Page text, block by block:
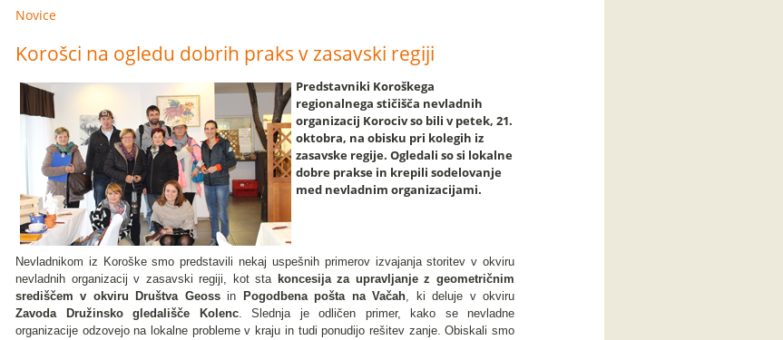
Novice
Korošci na ogledu dobrih praks v zasavski regiji
Predstavniki Koroškega
regionalnega stičišča nevladnih
organizacij Korociv so bili v petek, 21.
oktobra, na obisku pri kolegih iz
zasavske regije. Ogledali so si lokalne
dobre prakse in krepili sodelovanje
med nevladnim organizacijami.
Nevladnikom iz Koroške smo predstavili nekaj uspešnih primerov izvajanja storitev v okviru
nevladnih organizacij v zasavski regiji, kot sta koncesija za upravljanje z geometričnim
središčem v okviru Društva Geossin Pogodbena pošta na Vačah, ki deluje v okviru
Zavoda Družinsko gledališče Kolenc. Slednja je odličen primer, kako se nevladne
organizacije odzovejo na lokalne probleme v kraju in tudi ponudijo rešitev zanje. Obiskali smo